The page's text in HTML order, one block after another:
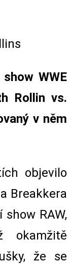
WWE
Rollin vs.
v něm
objevilo
Breakkera
RAW,
okamžitě
že se